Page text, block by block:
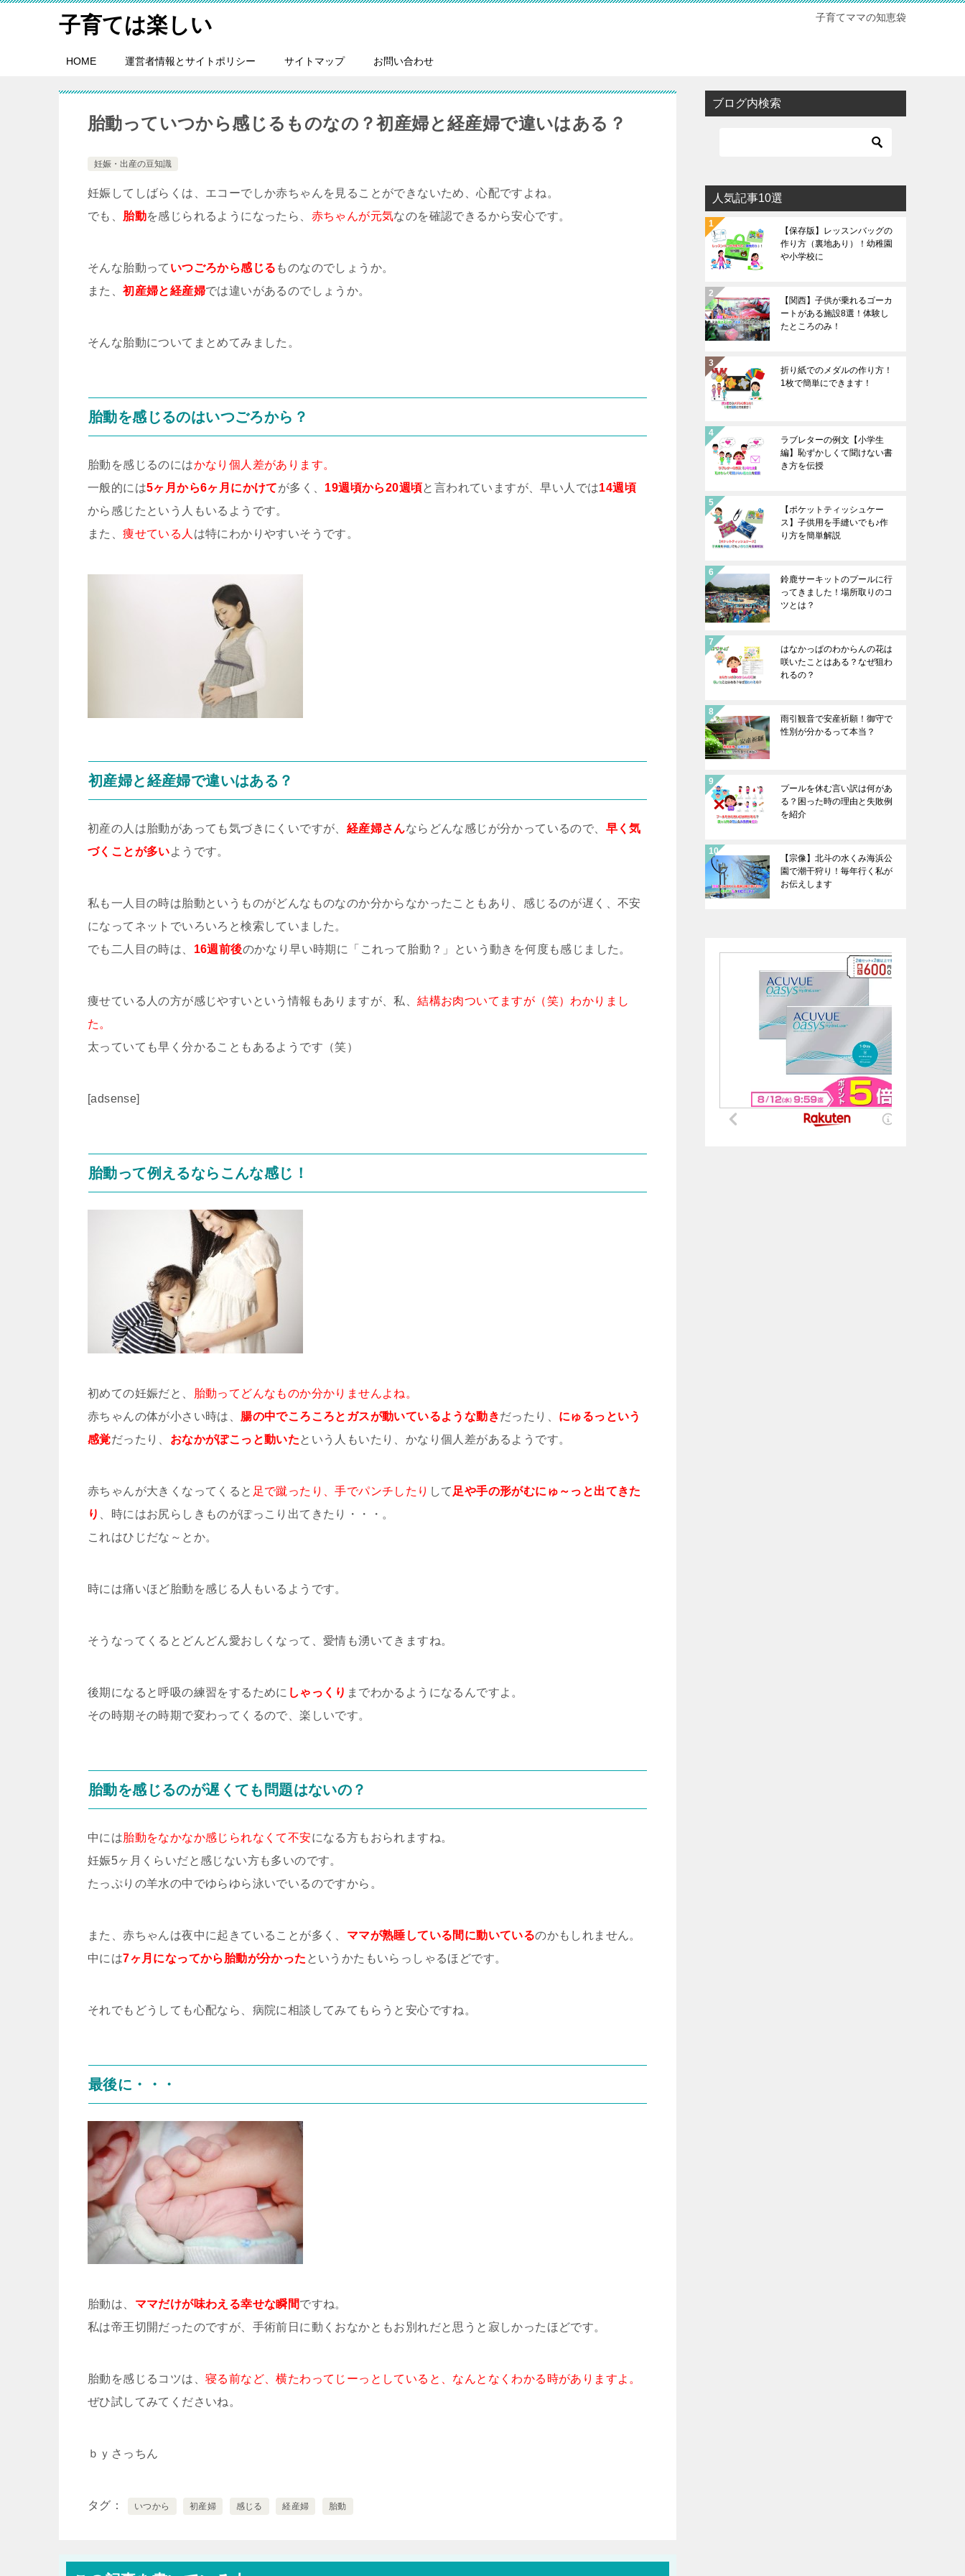
子育ては楽しい 子育てママの知恵袋
HOME 運営者情報とサイトポリシー サイトマップ お問い合わせ
胎動っていつから感じるものなの？初産婦と経産婦で違いはある？
妊娠・出産の豆知識
妊娠してしばらくは、エコーでしか赤ちゃんを見ることができないため、心配ですよね。
でも、 胎動を感じられるようになったら、 赤ちゃんが元気なのを確認できるから安心です。
そんな胎動って いつごろから感じる ものなのでしょうか。
また、初産婦と経産婦では違いがあるのでしょうか。
そんな胎動についてまとめてみました。
胎動を感じるのはいつごろから？
胎動を感じるのにはかなり個人差があります。
一般的には5ヶ月から6ヶ月にかけてが多く、 19週頃から20週頃と言われていますが、早い人では14週頃
から感じたという人もいるようです。
また、痩せている人 は特にわかりやすいそうです。
初産婦と経産婦で違いはある？
初産の人は胎動があっても気づきにくいですが、 経産婦さんならどんな感じが分かっているので、 早く気
づくことが多いようです。
私も一人目の時は胎動というものがどんなものなのか分からなかったこともあり、感じるのが遅く、不安
になってネットでいろいろと検索していました。
でも二人目の時は、 16週前後のかなり早い時期に「これって胎動？」という動きを何度も感じました。
痩せている人の方が感じやすいという情報もありますが、私、結構お肉ついてますが（笑）わかりまし
た。
太っていても早く分かることもあるようです（笑）
[adsense]
胎動って例えるならこんな感じ！
初めての妊娠だと、
胎動ってどんなものか分かりませんよね。
赤ちゃんの体が小さい時は、 腸の中でころころとガスが動いているような動きだったり、 にゅるっという
感覚だったり、 おなかがぽこっと動いたという人もいたり、かなり個人差があるようです。
赤ちゃんが大きくなってくると 足で蹴ったり、手でパンチしたり して 足や手の形がむにゅ～っと出てきた
り
、時にはお尻らしきものがぽっこり出てきたり・・・。
これはひじだな～とか。
時には痛いほど胎動を感じる人もいるようです。
そうなってくるとどんどん愛おしくなって、愛情も湧いてきますね。
後期になると呼吸の練習をするために しゃっくり までわかるようになるんですよ。
その時期その時期で変わってくるので、楽しいです。
胎動を感じるのが遅くても問題はないの？
中には胎動をなかなか感じられなくて不安になる方もおられますね。
妊娠5ヶ月くらいだと感じない方も多いのです。
たっぷりの羊水の中でゆらゆら泳いでいるのですから。
また、赤ちゃんは夜中に起きていることが多く、 ママが熟睡している間に動いているのかもしれません。
中には7ヶ月になってから胎動が分かった というかたもいらっしゃるほどです。
それでもどうしても心配なら、病院に相談してみてもらうと安心ですね。
最後に・・・
胎動は、 ママだけが味わえる幸せな瞬間ですね。
私は帝王切開だったのですが、手術前日に動くおなかともお別れだと思うと寂しかったほどです。
胎動を感じるコツは、 寝る前など、横たわってじーっとしていると、なんとなくわかる時がありますよ。
ぜひ試してみてくださいね。
ｂｙさっちん
タグ いつから 初産婦 感じる 経産婦 胎動
ブログ内検索
人気記事10選
【保存版】レッスンバッグの
作り方（裏地あり）！幼稚園
や小学校に
【関西】子供が乗れるゴーカ
ートがある施設8選！体験し
たところのみ！
折り紙でのメダルの作り方！
1枚で簡単にできます！
ラブレターの例文【小学生
編】恥ずかしくて聞けない書
き方を伝授
【ポケットティッシュケー
ス】子供用を手縫いでも♪作
り方を簡単解説
鈴鹿サーキットのプールに行
ってきました！場所取りのコ
ツとは？
はなかっぱのわからんの花は
咲いたことはある？なぜ狙わ
れるの？
雨引観音で安産祈願！御守で
性別が分かるって本当？
プールを休む言い訳は何があ
る？困った時の理由と失敗例
を紹介
【宗像】北斗の水くみ海浜公
園で潮干狩り！毎年行く私が
お伝えします